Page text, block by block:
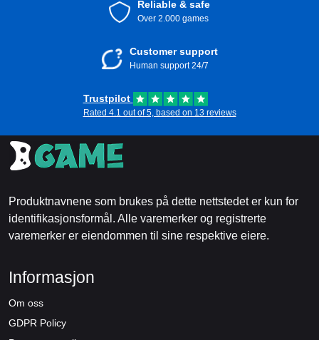
Reliable & safe
Over 2.000 games
Customer support
Human support 24/7
Trustpilot
Rated 4.1 out of 5, based on 13 reviews
Produktnavnene som brukes på dette nettstedet er kun for
identifikasjonsformål. Alle varemerker og registrerte
varemerker er eiendommen til sine respektive eiere.
Informasjon
Om oss
GDPR Policy